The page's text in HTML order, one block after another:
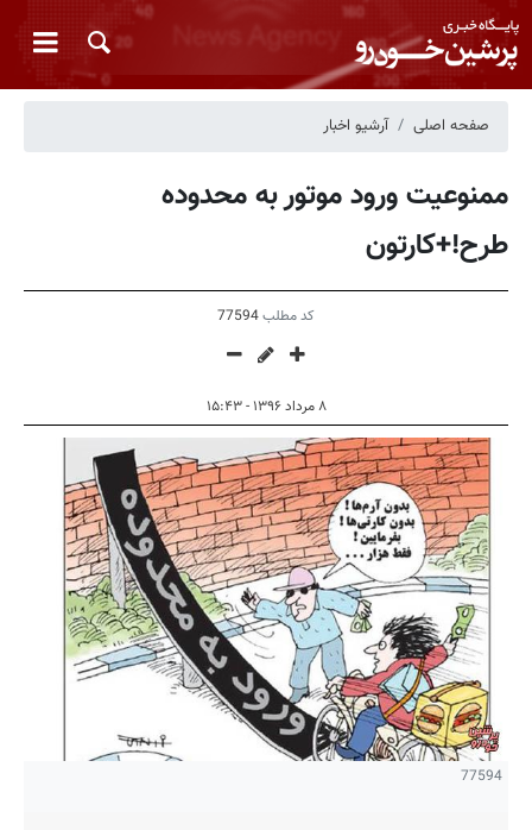
صفحه اصلی آرشیو اخبار
ممنوعیت ورود موتور به محدوده
طرح!+کارتون
کد مطلب77594
۸ مرداد ۱۳۹۶ - ۱۵:۴۳
77594